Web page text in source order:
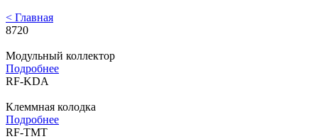
< Главная
8720
Модульный коллектор
Подробнее
RF-KDA
Клеммная колодка
Подробнее
RF-TMT